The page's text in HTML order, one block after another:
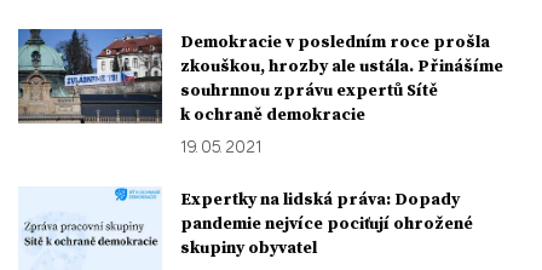
Demokracie v posledním roce prošla
zkouškou, hrozby ale ustála. Přinášíme
souhrnnou zprávu expertů Sítě
k ochraně demokracie
19. 05. 2021
Expertky na lidská práva: Dopady
pandemie nejvíce pociťují ohrožené
skupiny obyvatel